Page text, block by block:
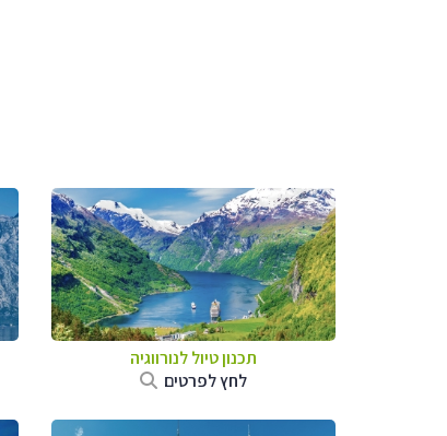
תכנון טיול לנורווגיה
לחץ לפרטים